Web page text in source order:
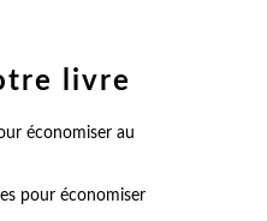
livre
pour économiser